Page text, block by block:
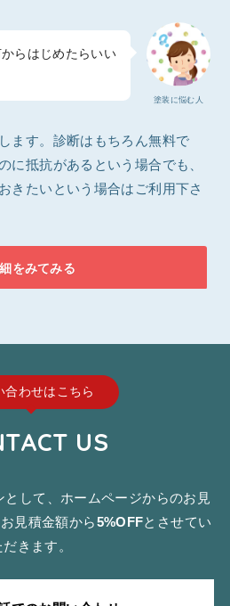
塗装に悩む人
らはじめたらいい
ます。診断はもちろん無料で
に抵抗があるという場合でも、
きたいという場合はご利用下さ
をみてみる
合わせはこちら
US
して、ホームページからのお見
見積金額から5%OFFとさせてい
だきます。